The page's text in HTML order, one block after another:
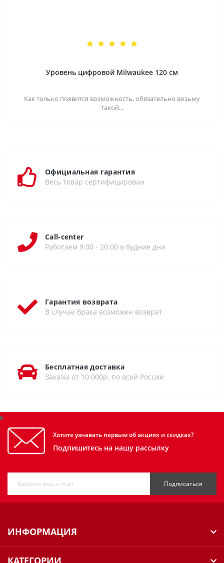
Уровень цифровой Milwaukee 120 см
Как только появится возможность, обязательно возьму
такой...
Официальная гарантия
Весь товар сертифицирован
Call-center
Работаем 9:00 - 20:00 в будние дни
Гарантия возврата
В случае брака возможен возврат
Бесплатная доставка
Заказы от 10 000р. по всей России
Хотите узнавать первым об акциях и скидках?
Подпишитесь на нашу рассылку
Подписаться
ИНФОРМАЦИЯ